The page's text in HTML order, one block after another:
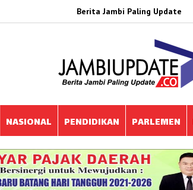
Berita Jambi Paling Update
NASIONAL PENDIDIKAN PARLEMEN